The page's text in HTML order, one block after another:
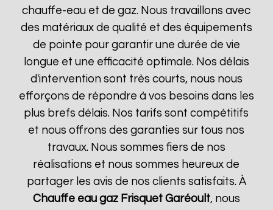
chauffe-eau et de gaz. Nous travaillons avec
des matériaux de qualité et des équipements
de pointe pour garantir une durée de vie
longue et une efficacité optimale. Nos délais
d'intervention sont très courts, nous nous
efforçons de répondre à vos besoins dans les
plus brefs délais. Nos tarifs sont compétitifs
et nous offrons des garanties sur tous nos
travaux. Nous sommes fiers de nos
réalisations et nous sommes heureux de
partager les avis de nos clients satisfaits. À
Chauffe eau gaz Frisquet Garéoult, nous